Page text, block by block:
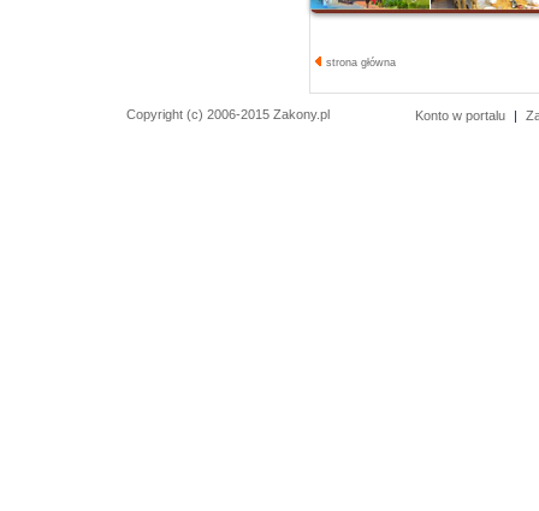
strona główna
Copyright (c) 2006-2015 Zakony.pl Konto w portalu |